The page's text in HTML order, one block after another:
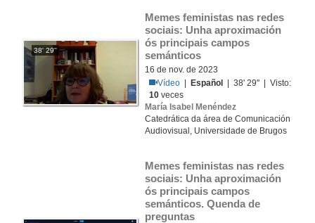
38' 29''
Memes feministas nas redes
sociais: Unha aproximación
ós principais campos
semánticos
16 de nov. de 2023
Vídeo
Español
| 38' 29'' | Visto:
10 veces
María Isabel Menéndez
Catedrática da área de Comunicación
Audiovisual, Universidade de Brugos
Memes feministas nas redes
sociais: Unha aproximación
ós principais campos
semánticos. Quenda de
preguntas